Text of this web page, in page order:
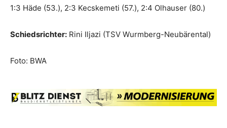
1:3 Häde (53.), 2:3 Kecskemeti (57.), 2:4 Olhauser (80.)
Schiedsrichter: Rini Iljazi (TSV Wurmberg-Neubärental)
Foto: BWA